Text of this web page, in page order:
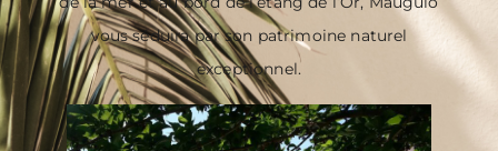
vous séduira par son patrimoine naturel
exceptionnel.